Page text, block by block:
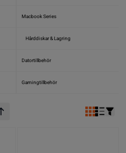
Macbook Series
Hårddiskar & Lagring
Datortillbehör
Gamingtillbehör
Stigande ordning